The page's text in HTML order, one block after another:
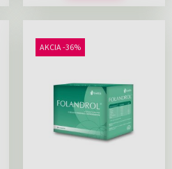
AKCIA -36%